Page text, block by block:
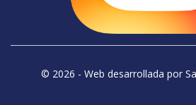
© 2026 - Web desarrollada por